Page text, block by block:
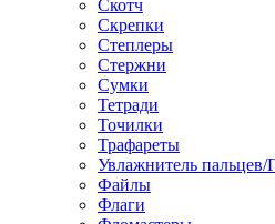
Скотч
Скрепки
Степлеры
Стержни
Сумки
Тетради
Точилки
Трафареты
Увлажнитель
Файлы
Флаги